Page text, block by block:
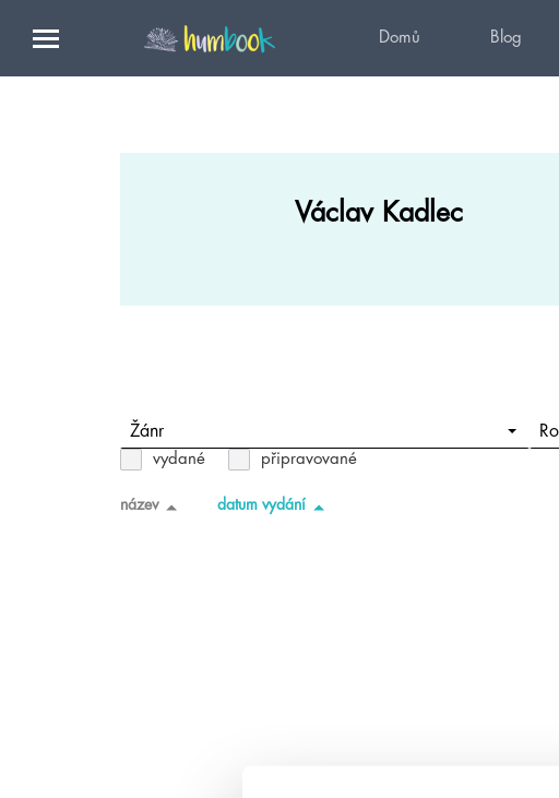
Domů Blog
Václav Kadlec
Žánr
vydané připravované
název datum vydání